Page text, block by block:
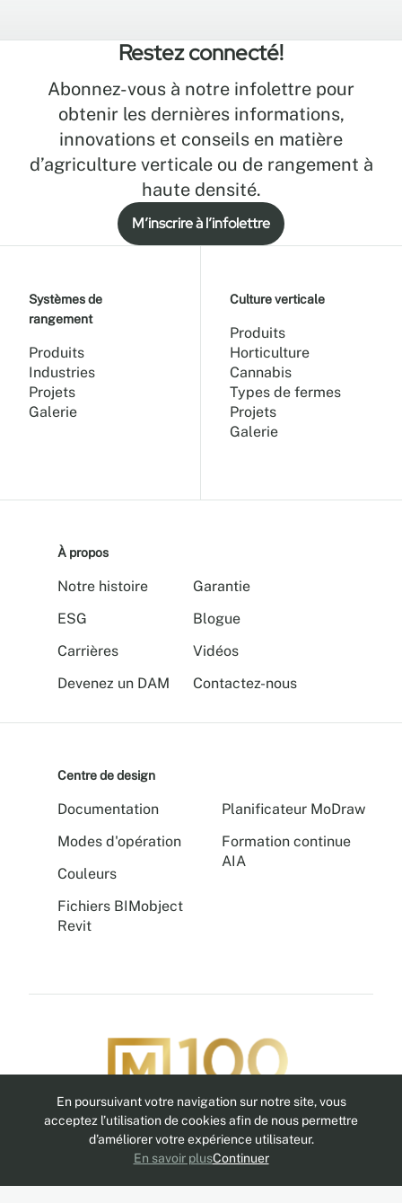
Restez connecté!
Abonnez-vous à notre infolettre pour
obtenir les dernières informations,
innovations et conseils en matière
d’agriculture verticale ou de rangement à
haute densité.
M’inscrire à l’infolettre
Suivez-nous
Systèmes de
rangement
Produits
Industries
Projets
Galerie
Culture verticale
Produits
Horticulture
Cannabis
Types de fermes
Projets
Galerie
À propos
Notre histoire
ESG
Carrières
Devenez un DAM
Garantie
Blogue
Vidéos
Contactez-nous
Centre de design
Documentation
Modes d'opération
Couleurs
Fichiers BIMobject
Revit
Planificateur MoDraw
Formation continue
AIA
En poursuivant votre navigation sur notre site, vous
acceptez l’utilisation de cookies afin de nous permettre
d’améliorer votre expérience utilisateur.
En savoir plusContinuer